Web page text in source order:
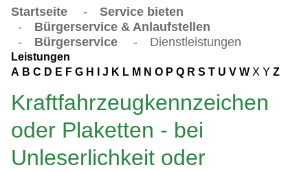
Startseite -
Service bieten
-
Bürgerservice & Anlaufstellen
-
Bürgerservice - Dienstleistungen
Leistungen
A B C D E F G H J K L M N O P Q R S T U V W X Y Z
Kraftfahrzeugkennzeichen
oder Plaketten - bei
Unleserlichkeit oder